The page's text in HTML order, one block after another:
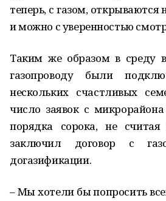
теперь, с газом,
и можно с уверенностью
Таким же образом в среду
газопроводу были
нескольких счастливых
число заявок с
порядка сорока, не
заключил договор с
догазификации.
– Мы хотели бы попросить